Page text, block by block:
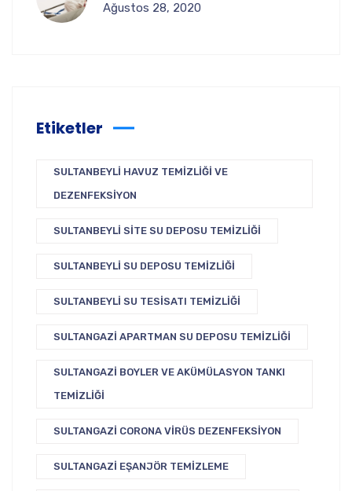
Ağustos 28, 2020
Etiketler
SULTANBEYLI HAVUZ TEMIZLIĞI VE
DEZENFEKSIYON
SULTANBEYLI SITE SU DEPOSU TEMIZLIĞI
SULTANBEYLI SU DEPOSU TEMIZLIĞI
SULTANBEYLI SU TESISATI TEMIZLIĞI
SULTANGAZI APARTMAN SU DEPOSU TEMIZLIĞI
SULTANGAZI BOYLER VE AKÜMÜLASYON TANKI
TEMIZLIĞI
SULTANGAZI CORONA VIRÜS DEZENFEKSIYON
SULTANGAZI EŞANJÖR TEMIZLEME